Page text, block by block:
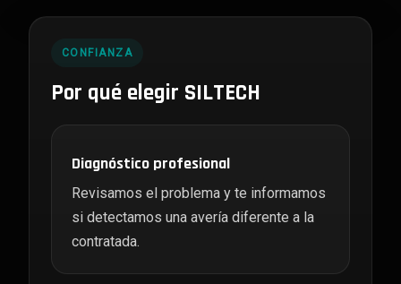
CONFIANZA
Por qué elegir SILTECH
Diagnóstico profesional
Revisamos el problema y te informamos
si detectamos una avería diferente a la
contratada.